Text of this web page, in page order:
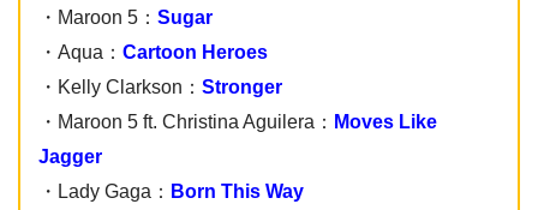
・Maroon 5： Sugar
・Aqua： Cartoon Heroes
・Kelly Clarkson： Stronger
・Maroon 5 ft. Christina Aguilera： Moves Like
Jagger
・Lady Gaga： Born This Way